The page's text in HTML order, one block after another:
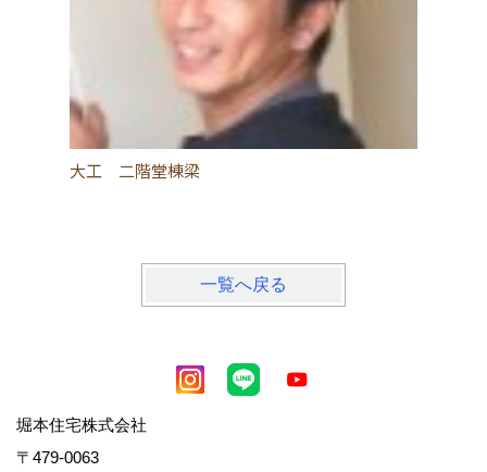
大工 二階堂棟梁
一覧へ戻る
堀本住宅株式会社
〒479-0063